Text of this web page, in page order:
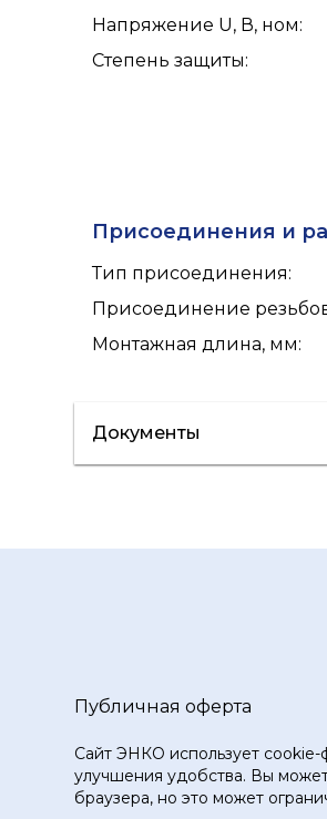
Напряжение U, В, ном:
Степень защиты:
Присоединения и
Тип присоединения:
Присоединение
Монтажная длина, мм:
Документы
Публичная оферта
Сайт ЭНКО использует
улучшения удобства. Вы
браузера, но это может